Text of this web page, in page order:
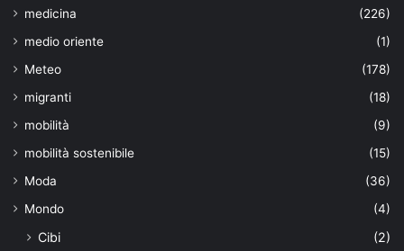
medicina
(226)
medio oriente
(1)
Meteo
(178)
migranti
(18)
mobilità
(9)
mobilità sostenibile
(15)
Moda
(36)
Mondo
(4)
Cibi (2)